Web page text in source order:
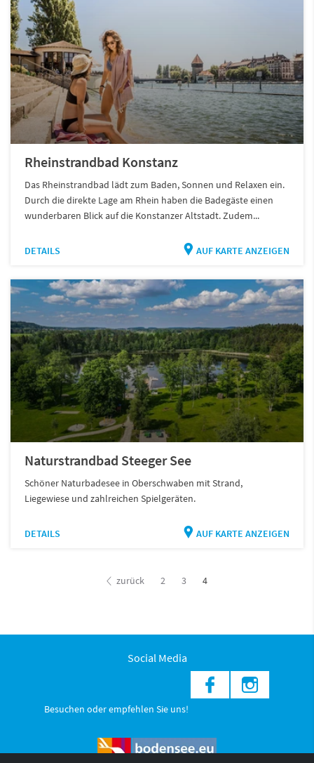
Rheinstrandbad Konstanz
Das Rheinstrandbad lädt zum Baden, Sonnen und Relaxen ein.
Durch die direkte Lage am Rhein haben die Badegäste einen
wunderbaren Blick auf die Konstanzer Altstadt. Zudem...
DETAILS AUF KARTE ANZEIGEN
Naturstrandbad Steeger See
Schöner Naturbadesee in Oberschwaben mit Strand,
Liegewiese und zahlreichen Spielgeräten.
DETAILS AUF KARTE ANZEIGEN
zurück 2 3 4
Social Media
Besuchen oder empfehlen Sie uns!